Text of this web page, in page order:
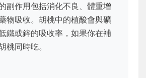
副作用包括消化不良、體重增
物吸收。胡桃中的植酸會與礦
鐵或鋅的吸收率，如果你在補
桃同時吃。